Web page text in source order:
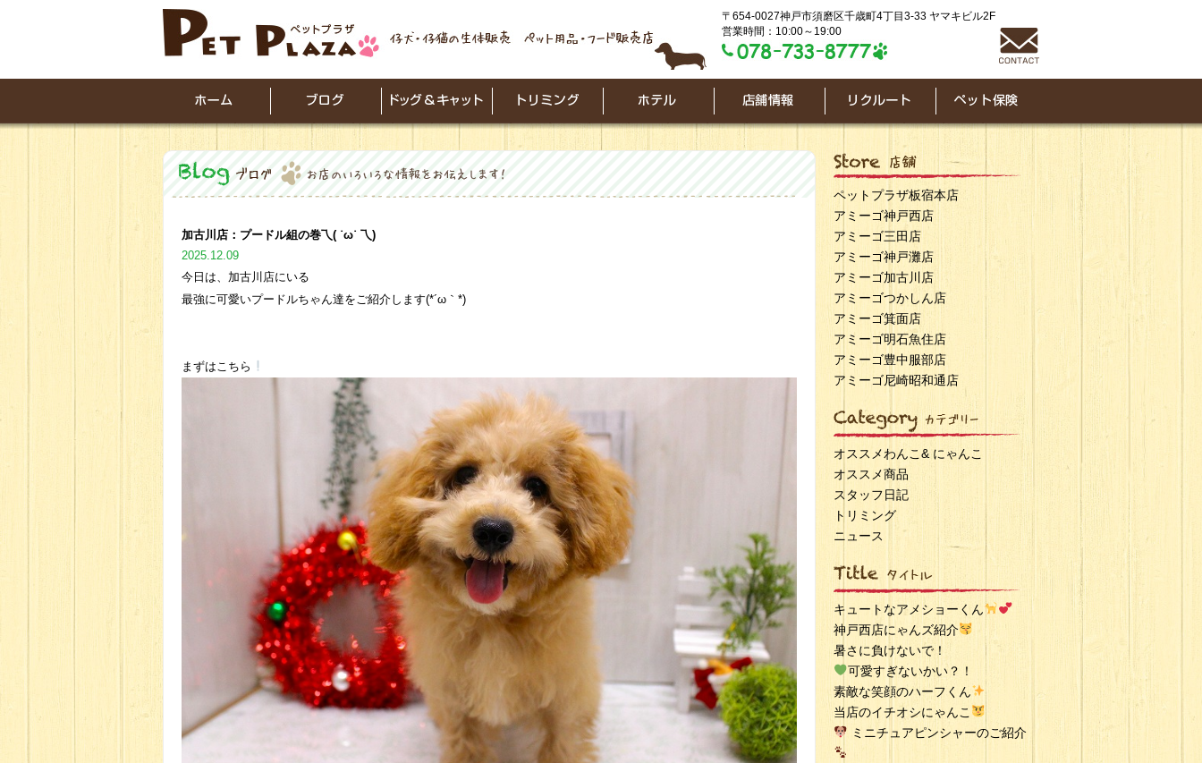
〒654-0027神戸市須磨区千歳町4丁目3-33 ヤマキビル2F
営業時間：10:00～19:00
加古川店：プードル組の巻乁( ˙ω˙ 乁)
2025.12.09
今日は、加古川店にいる
最強に可愛いプードルちゃん達をご紹介します(*´ω｀*)
まずはこちら
ペットプラザ板宿本店
アミーゴ神戸西店
アミーゴ三田店
アミーゴ神戸灘店
アミーゴ加古川店
アミーゴつかしん店
アミーゴ箕面店
アミーゴ明石魚住店
アミーゴ豊中服部店
アミーゴ尼崎昭和通店
オススメわんこ& にゃんこ
オススメ商品
スタッフ日記
トリミング
ニュース
キュートなアメショーくん
神戸西店にゃんズ紹介
暑さに負けないで！
可愛すぎないかい？！
素敵な笑顔のハーフくん
当店のイチオシにゃんこ
ミニチュアピンシャーのご紹介